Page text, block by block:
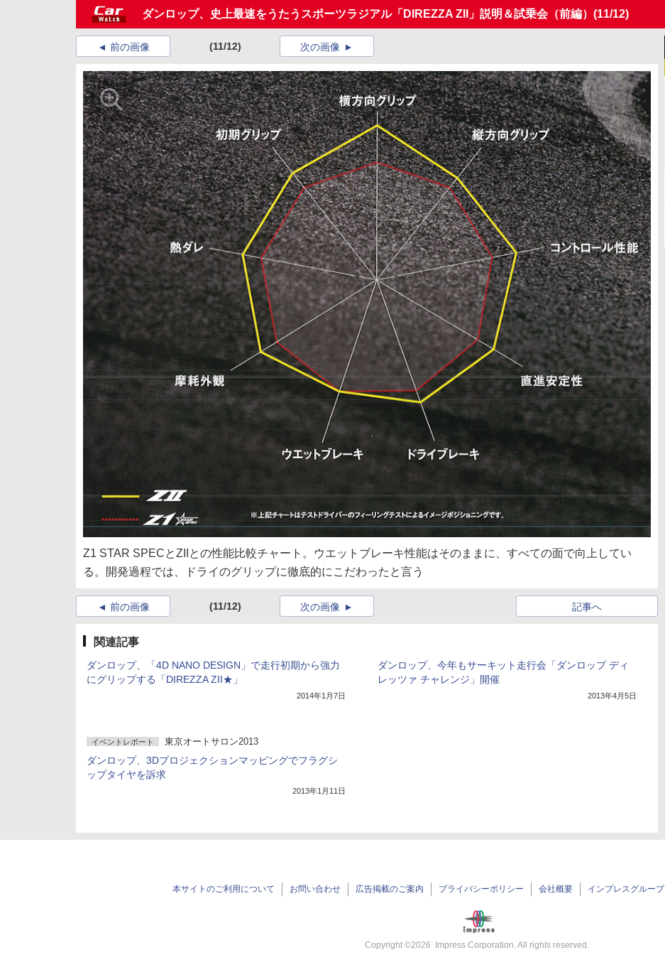
ダンロップ、史上最速をうたうスポーツラジアル「DIREZZA ZII」説明＆試乗会（前編） (11/12)
前の画像 (11/12) 次の画像
Z1 STAR SPECとZIIとの性能比較チャート。ウエットブレーキ性能はそのままに、すべての面で向上してい
る。開発過程では、ドライのグリップに徹底的にこだわったと言う
前の画像 (11/12) 記事へ
次の画像
関連記事
ダンロップ、「4D NANO DESIGN」で走行初期から強力
にグリップする「DIREZZA ZII★」
2014年1月7日
ダンロップ、今年もサーキット走行会「ダンロップ ディ
レッツァ チャレンジ」開催
2013年4月5日
イベントレポート 東京オートサロン2013
ダンロップ、3Dプロジェクションマッピングでフラグシ
ップタイヤを訴求
2013年1月11日
本サイトのご利用について お問い合わせ 広告掲載のご案内 プライバシーポリシー 会社概要 インプレスグループ
Copyright ©2026 Impress Corporation. All rights reserved.